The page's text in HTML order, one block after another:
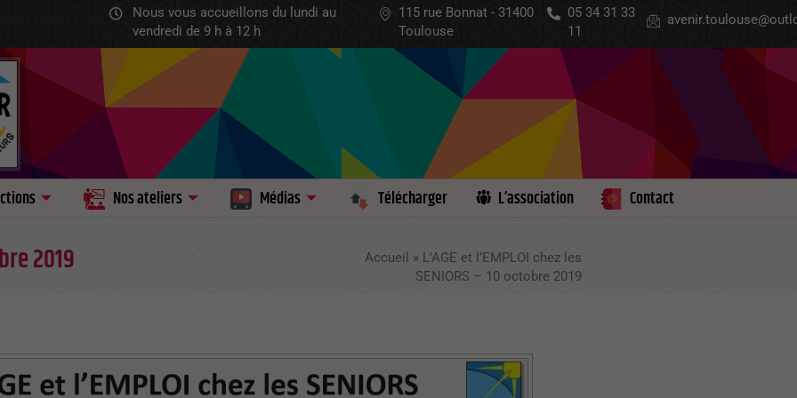
Nous vous accueillons du lundi au
vendredi de 9 h à 12 h
115 rue Bonnat - 31400
Toulouse
05 34 31 33
11
Nos ateliers Médias Télécharger L’association Contact
2019 Accueil » L’AGE et l’EMPLOI chez les
SENIORS – 10 octobre 2019